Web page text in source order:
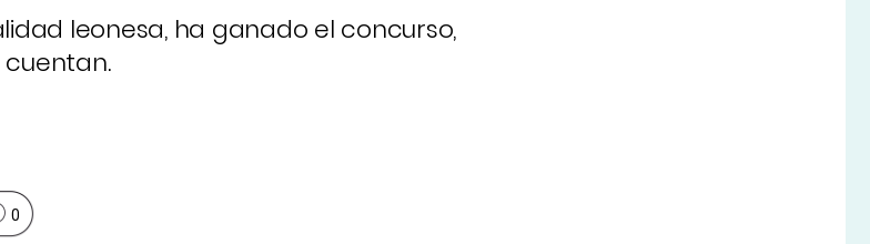
leonesa, ha ganado el concurso,
cuentan.
0